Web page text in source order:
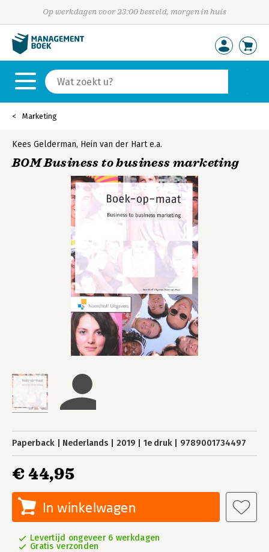
Op werkdagen voor 23:00 besteld, morgen in huis
Marketing
Kees Gelderman, Hein van der Hart e.a.
BOM Business to business marketing
Paperback Nederlands 2019 1e druk 9789001734497
€ 44,95
In winkelwagen
Levertijd ongeveer 6 werkdagen
Gratis verzonden